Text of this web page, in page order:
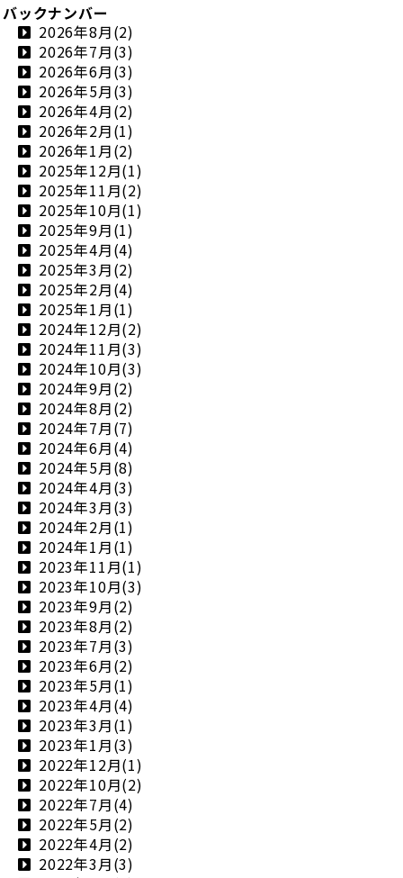
バックナンバー
2026年8月(2)
2026年7月(3)
2026年6月(3)
2026年5月(3)
2026年4月(2)
2026年2月(1)
2026年1月(2)
2025年12月(1)
2025年11月(2)
2025年10月(1)
2025年9月(1)
2025年4月(4)
2025年3月(2)
2025年2月(4)
2025年1月(1)
2024年12月(2)
2024年11月(3)
2024年10月(3)
2024年9月(2)
2024年8月(2)
2024年7月(7)
2024年6月(4)
2024年5月(8)
2024年4月(3)
2024年3月(3)
2024年2月(1)
2024年1月(1)
2023年11月(1)
2023年10月(3)
2023年9月(2)
2023年8月(2)
2023年7月(3)
2023年6月(2)
2023年5月(1)
2023年4月(4)
2023年3月(1)
2023年1月(3)
2022年12月(1)
2022年10月(2)
2022年7月(4)
2022年5月(2)
2022年4月(2)
2022年3月(3)